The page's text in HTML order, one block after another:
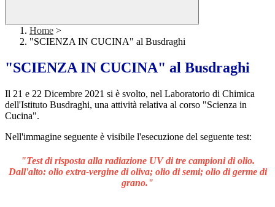
Home >
"SCIENZA IN CUCINA" al Busdraghi
"SCIENZA IN CUCINA" al Busdraghi
Il 21 e 22 Dicembre 2021 si è svolto, nel Laboratorio di Chimica
dell'Istituto Busdraghi, una attività relativa al corso "Scienza in
Cucina".
Nell'immagine seguente è visibile l'esecuzione del seguente test:
"Test di risposta alla radiazione UV di tre campioni di olio.
Dall'alto: olio extra-vergine di oliva; olio di semi; olio di germe di
grano."